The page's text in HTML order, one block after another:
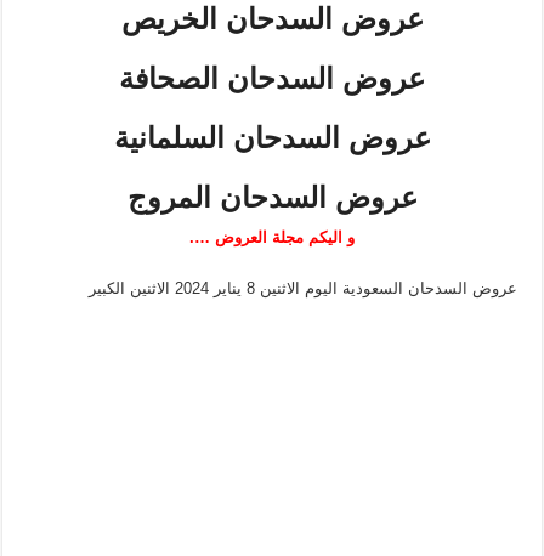
عروض السدحان الخريص
عروض السدحان الصحافة
عروض السدحان السلمانية
عروض السدحان المروج
و اليكم مجلة العروض ….
عروض السدحان السعودية اليوم الاثنين 8 يناير 2024 الاثنين الكبير